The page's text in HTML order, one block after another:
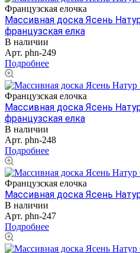
Французская елочка
Массивная доска Ясень
французская елка
В наличии
Арт. phn-249
Подробнее
Французская елочка
Массивная доска Ясень
французская елка
В наличии
Арт. phn-248
Подробнее
Французская елочка
Массивная доска Ясень
В наличии
Арт. phn-247
Подробнее